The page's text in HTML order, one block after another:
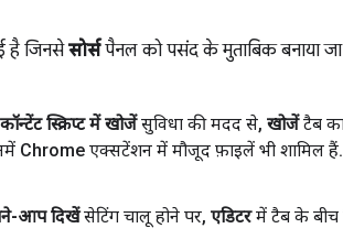
है जिनसेसोर्सपैनल को पसंद के मुताबिक बनाया
स्क्रिप्ट में खोजेंसुविधा की मदद से, खोजेंटैब
Chrome एक्सटेंशन में मौजूद फ़ाइलें भी शामिल हैं.
आप दिखेंसेटिंग चालू होने पर, एडिटरमें टैब के बीच